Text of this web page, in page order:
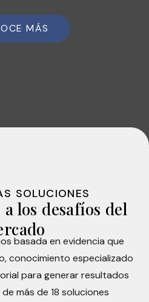
MÁS
SOLUCIONES
los desafíos del
basada en evidencia que
conocimiento especializado
para generar resultados
más de 18 soluciones